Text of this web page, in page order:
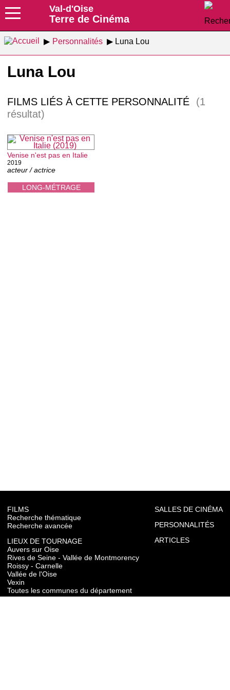
Val-d'Oise
Terre de Cinéma
Personnalités Luna Lou
Luna Lou
FILMS LIÉS À CETTE PERSONNALITÉ
(1
résultat)
LONG-MÉTRAGE
Venise n'est pas en Italie
2019
acteur / actrice
FILMS
Recherche thématique
Recherche avancée
LIEUX DE TOURNAGE
Auvers sur Oise
Rives de Seine - Vallée de Montmorency
Roissy - Carnelle
Vallée de l'Oise
Vexin
Toutes les communes du département
SALLES DE CINÉMA
PERSONNALITÉS
ARTICLES